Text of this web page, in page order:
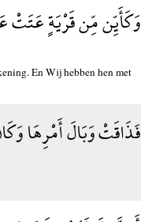
وَكَأَيِّن مِّن قَرْيَةٍ عَتَتْ
En Wij hebben hen met
فَذَاقَتْ وَبَالَ أَمْرِهَا